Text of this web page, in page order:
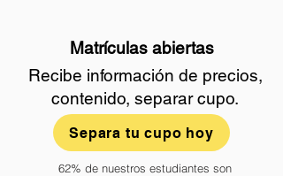
Matrículas abiertas
Recibe información de precios,
contenido, separar cupo.
Separa tu cupo hoy
62% de nuestros estudiantes son